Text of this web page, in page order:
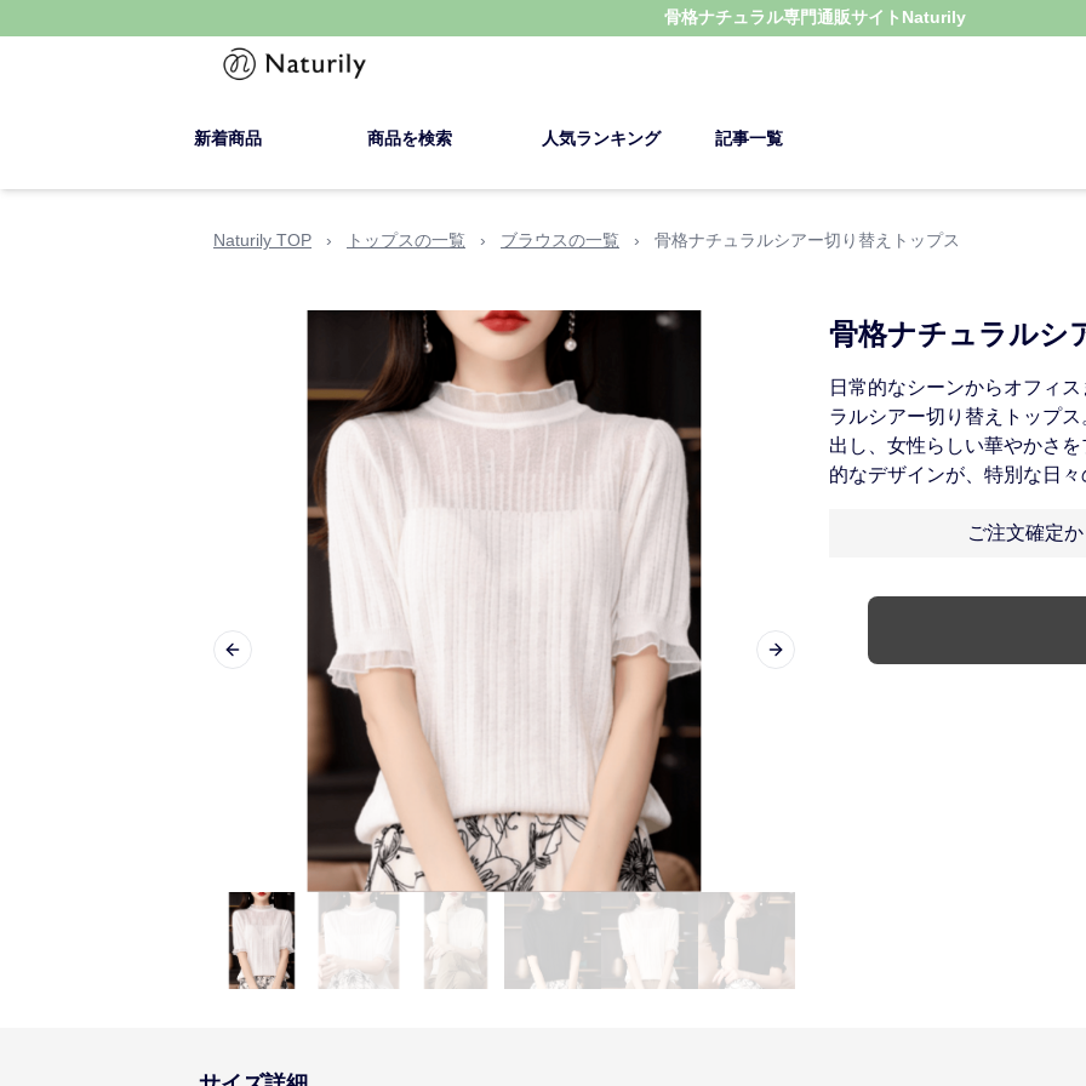
骨格ナチュラル専門通販サイト Naturily
新着商品 商品を検索 人気ランキング 記事一覧
Naturily TOP › トップスの一覧 › ブラウスの一覧 › 骨格ナチュラルシアー切り替えトップス
Previous slide Next slide
骨格ナチュラルシ
日常的なシーンからオフィ
ラルシアー切り替えトップ
出し、女性らしい華やかさ
的なデザインが、特別な日
ご注文確定